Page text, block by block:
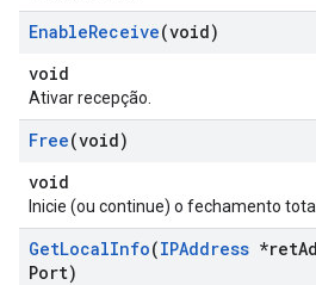
EnableReceive(void)
void
Ativar recepção.
Free(void)
void
Inicie (ou continue) o fechamento
GetLocalInfo(IPAddress *ret
Port)